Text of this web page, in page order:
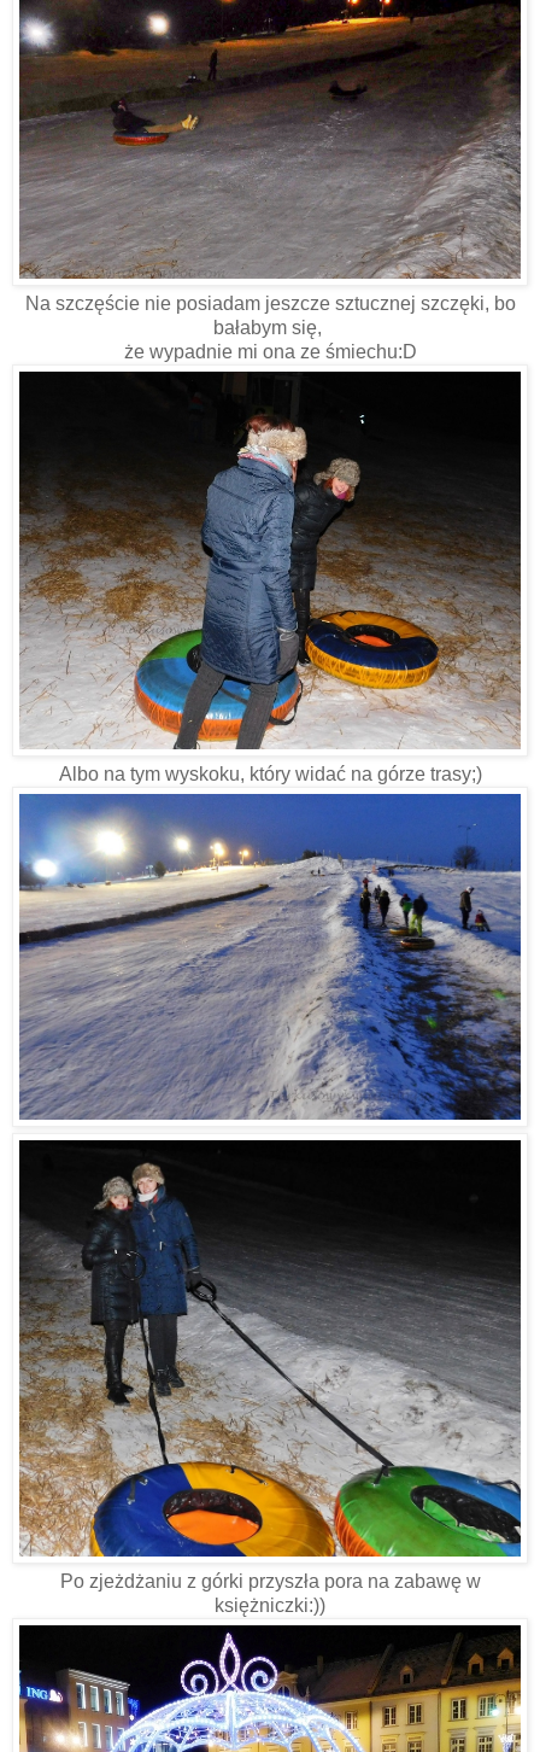
Na szczęście nie posiadam jeszcze sztucznej szczęki, bo
bałabym się,
że wypadnie mi ona ze śmiechu:D
Albo na tym wyskoku, który widać na górze trasy;)
Po zjeżdżaniu z górki przyszła pora na zabawę w
księżniczki:))